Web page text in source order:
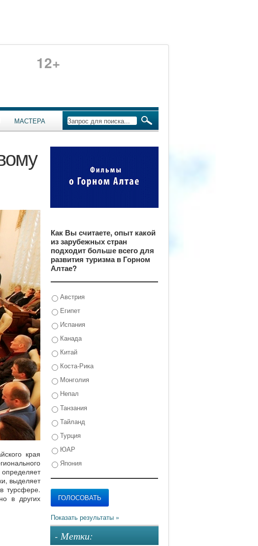
12+
МАСТЕРА
края
выделяет
турсфере.
в других
Как Вы считаете, опыт какой
из зарубежных стран
подходит больше всего для
развития туризма в Горном
Алтае?
Австрия
Египет
Испания
Канада
Китай
Коста-Рика
Монголия
Непал
Танзания
Тайланд
Турция
ЮАР
Япония
- Метки: